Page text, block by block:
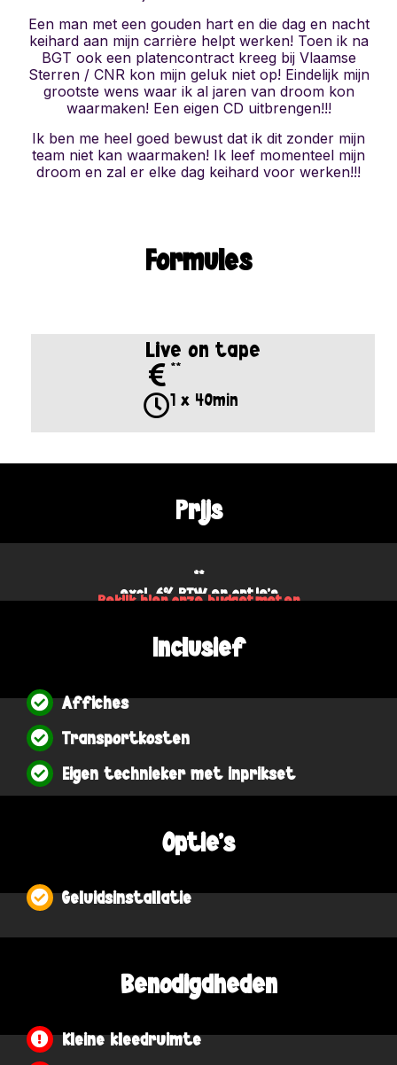
Een man met een gouden hart en die dag en nacht
keihard aan mijn carrière helpt werken! Toen ik na
BGT ook een platencontract kreeg bij Vlaamse
Sterren / CNR kon mijn geluk niet op! Eindelijk mijn
grootste wens waar ik al jaren van droom kon
waarmaken! Een eigen CD uitbrengen!!!
Ik ben me heel goed bewust dat ik dit zonder mijn
team niet kan waarmaken! Ik leef momenteel mijn
droom en zal er elke dag keihard voor werken!!!
Formules
Live on tape
**
1 x 40min
Prijs
**
excl. 6% BTW en optie's
Bekijk hier onze budgetmeter
Inclusief
Affiches
Transportkosten
Eigen technieker met inprikset
Optie's
Geluidsinstallatie
Benodigdheden
Kleine kleedruimte